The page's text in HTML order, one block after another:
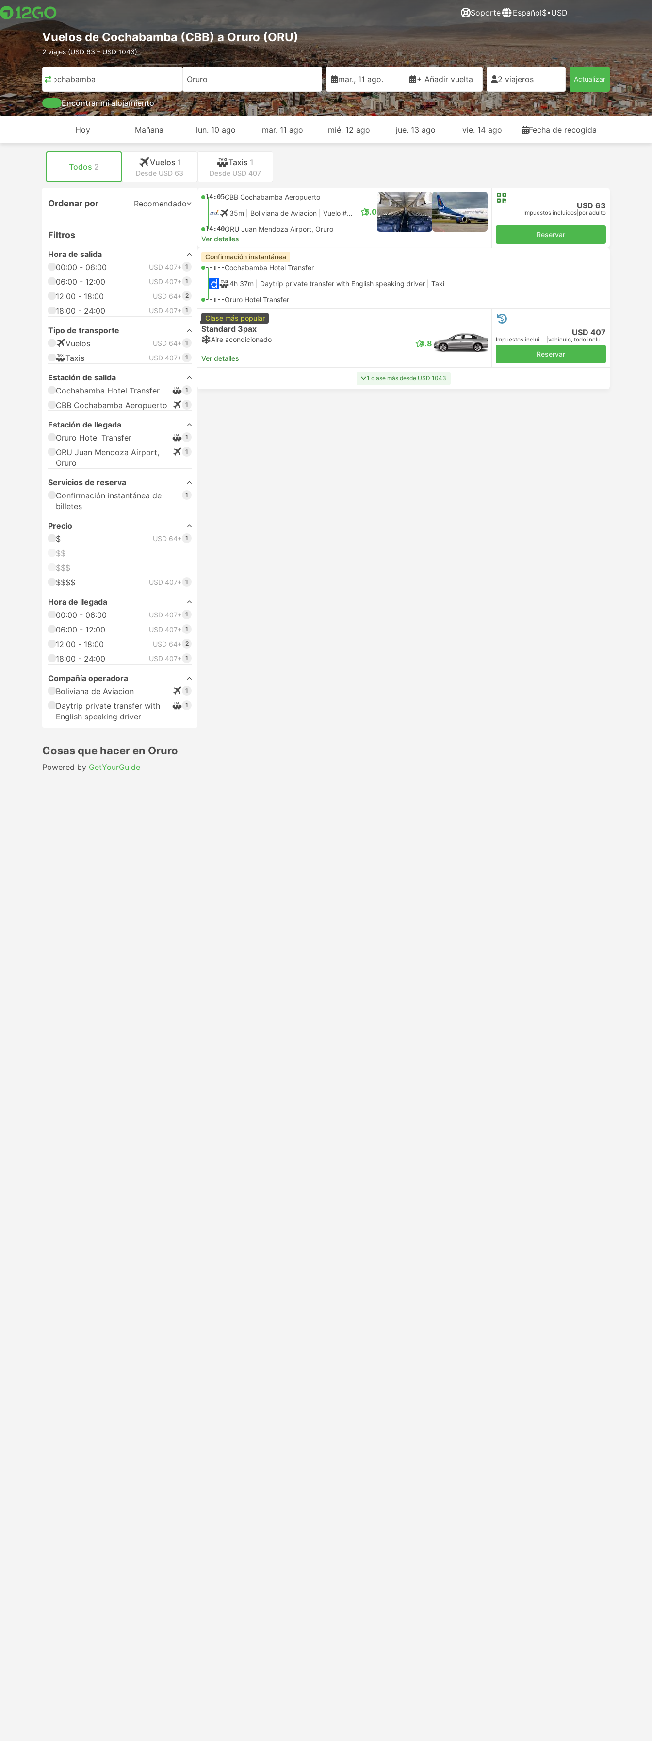
Soporte Español$•USD
Vuelos de Cochabamba (CBB) a Oruro (ORU)
2 viajes (USD 63 – USD 1043)
Cochabamba Oruro mar., 11 ago. + Añadir vuelta 2 viajeros Actualizar
Encontrar mi alojamiento
Hoy Mañana lun. 10 ago mar. 11 ago mié. 12 ago jue. 13 ago vie. 14 ago Fecha de recogida
Todos 2 Vuelos 1
Desde USD 63
Taxis 1
Desde USD 407
Ordenar por Recomendado
Filtros
Hora de salida
00:00 - 06:00
USD 407+ 1
06:00 - 12:00 USD 407+ 1
12:00 - 18:00 USD 64+ 2
18:00 - 24:00 USD 407+ 1
Tipo de transporte
Vuelos
USD 64+ 1
Taxis USD 407+ 1
Estación de salida
Cochabamba Hotel Transfer
1
CBB Cochabamba Aeropuerto 1
Estación de llegada
Oruro Hotel Transfer
1
ORU Juan Mendoza Airport,
Oruro
1
Servicios de reserva
Confirmación instantánea de
billetes
1
Precio
$
USD 64+ 1
$$
$$$
$$$$
USD 407+ 1
Hora de llegada
00:00 - 06:00
USD 407+ 1
06:00 - 12:00 USD 407+ 1
12:00 - 18:00 USD 64+ 2
18:00 - 24:00 USD 407+ 1
Compañía operadora
Boliviana de Aviacion
1
Daytrip private transfer with
English speaking driver
1
14:05CBB Cochabamba Aeropuerto
35m | Boliviana de Aviacion Vuelo #OB324 |Económica
14:40ORU Juan Mendoza Airport, Oruro
5.0
Ver detalles
USD 63
Impuestos incluidos por adulto
Reservar
Confirmación instantánea
--:--Cochabamba Hotel Transfer
4h 37m | Daytrip private transfer with English speaking driver Taxi
--:--Oruro Hotel Transfer
Clase más popular
Standard 3pax
Aire acondicionado
Ver detalles
4.8
USD 407
Impuestos incluidos | vehículo, todo incluido
Reservar
1 clase más desde USD 1043
Cosas que hacer en Oruro
Powered by GetYourGuide